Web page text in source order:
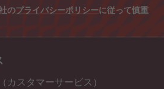
のプライバシーポリシーに従って慎重
カスタマーサービス）